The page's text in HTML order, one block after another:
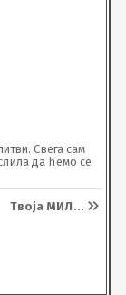
Свега сам
да ћемо се
Твоја МИЛ ...